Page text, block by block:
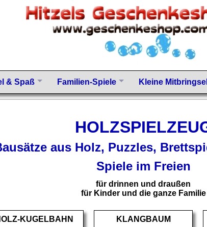
& Spaß Familien-Spiele Kleine Mitbringsel
aus Holz, Puzzles,
Spiele im Freien
für drinnen und draußen
für Kinder und die ganze Familie
KUGELBAHN
KLANGBAUM